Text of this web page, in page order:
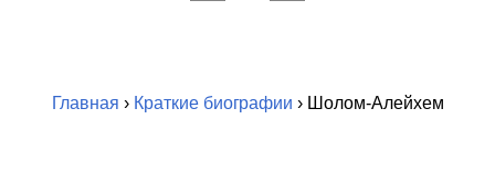
Главная › Краткие биографии › Шолом-Алейхем